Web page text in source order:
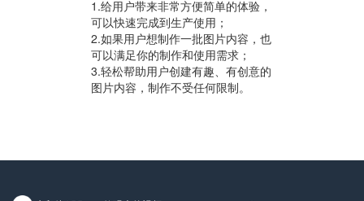
1.给用户带来非常方便简单的体验，
可以快速完成到生产使用；
2.如果用户想制作一批图片内容，也
可以满足你的制作和使用需求；
3.轻松帮助用户创建有趣、有创意的
图片内容，制作不受任何限制。